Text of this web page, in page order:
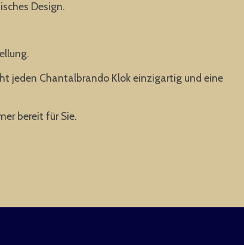
Design.
jeden Chantalbrando Klok einzigartig und eine
bereit für Sie.